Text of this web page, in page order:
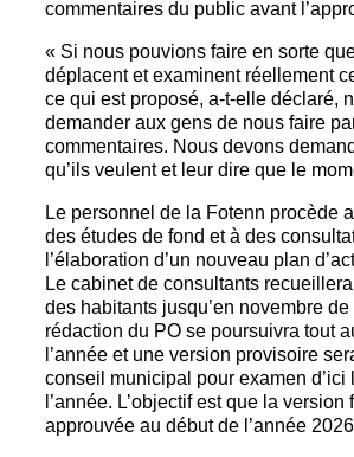
commentaires du public avant
« Si nous pouvions faire en sorte
déplacent et examinent réellement
ce qui est proposé, a-t-elle déclaré,
demander aux gens de nous faire
commentaires. Nous devons
qu’ils veulent et leur dire que le
Le personnel de la Fotenn procède
des études de fond et à des
l’élaboration d’un nouveau plan
Le cabinet de consultants
des habitants jusqu’en novembre
rédaction du PO se poursuivra tout
l’année et une version provisoire
conseil municipal pour examen d’ici
l’année. L’objectif est que la version
approuvée au début de l’année